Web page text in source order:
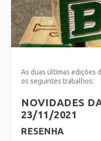
As duas últimas edições
os seguintes trabalhos:
NOVIDADES
23/11/2021
RESENHA